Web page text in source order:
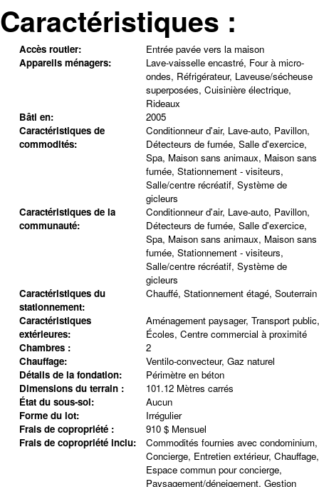
Caractéristiques :
Accès routier:
Entrée pavée vers la maison
Appareils ménagers:
Lave-vaisselle encastré, Four à micro-
ondes, Réfrigérateur, Laveuse/sécheuse
superposées, Cuisinière électrique,
Rideaux
Bâti en:
2005
Caractéristiques de
commodités:
Conditionneur d'air, Lave-auto, Pavillon,
Détecteurs de fumée, Salle d'exercice,
Spa, Maison sans animaux, Maison sans
fumée, Stationnement - visiteurs,
Salle/centre récréatif, Système de
gicleurs
Caractéristiques de la
communauté:
Conditionneur d'air, Lave-auto, Pavillon,
Détecteurs de fumée, Salle d'exercice,
Spa, Maison sans animaux, Maison sans
fumée, Stationnement - visiteurs,
Salle/centre récréatif, Système de
gicleurs
Caractéristiques du
stationnement:
Chauffé, Stationnement étagé, Souterrain
Caractéristiques
extérieures:
Aménagement paysager, Transport public,
Écoles, Centre commercial à proximité
Chambres :
2
Chauffage:
Ventilo-convecteur, Gaz naturel
Détails de la fondation:
Périmètre en béton
Dimensions du terrain :
101.12 Mètres carrés
État du sous-sol:
Aucun
Forme du lot:
Irrégulier
Frais de copropriété :
910 $ Mensuel
Frais de copropriété inclu:
Commodités fournies avec condominium,
Concierge, Entretien extérieur, Chauffage,
Espace commun pour concierge,
Paysagement/déneigement, Gestion